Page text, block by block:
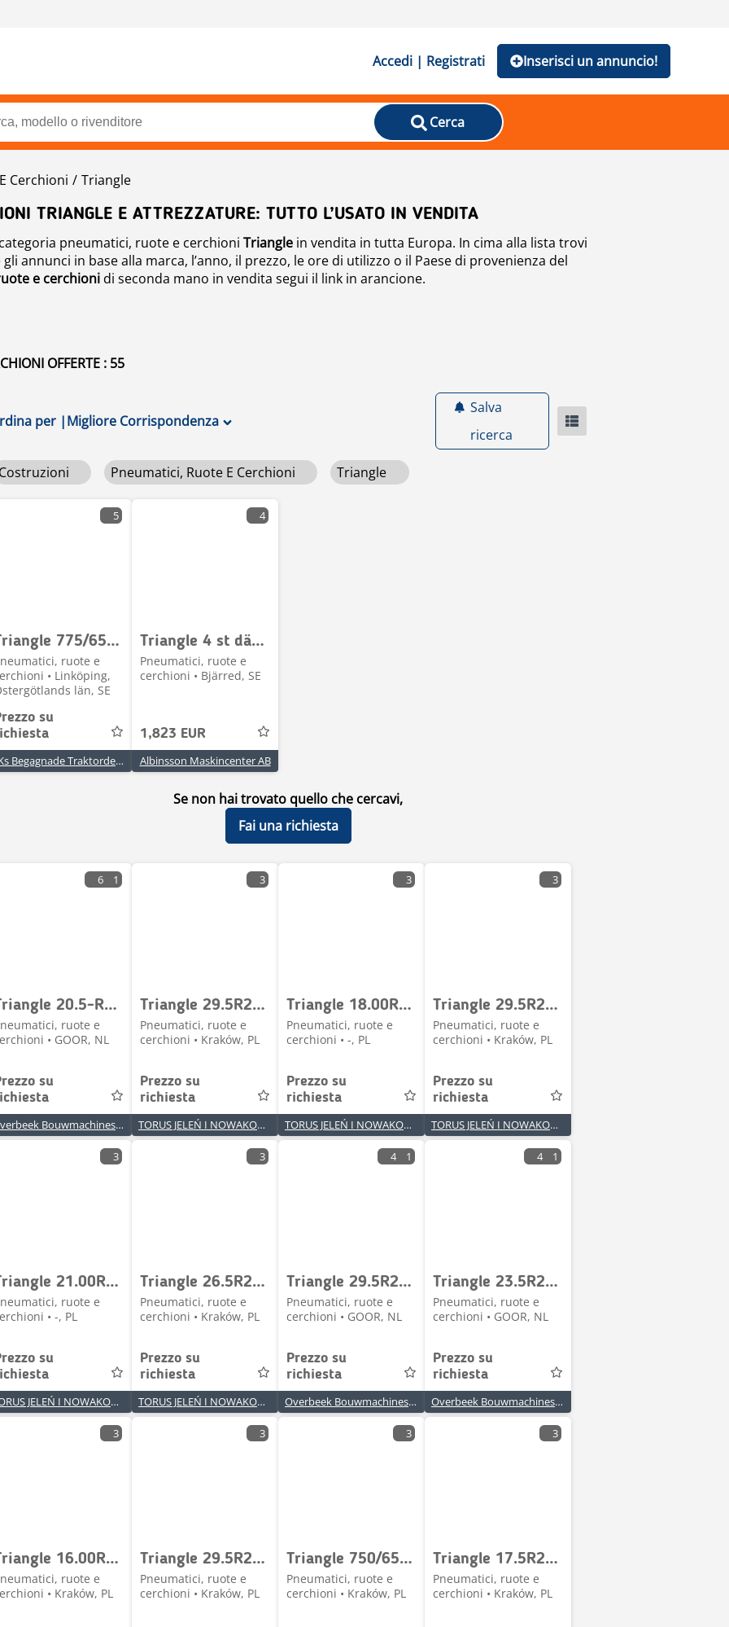
Accedi | Registrati Inserisci un annuncio!
Cerca
Cerchioni
Triangle
TRIANGLE E ATTREZZATURE: TUTTO L’USATO IN VENDITA
pneumatici, ruote e cerchioni Triangle in vendita in tutta Europa. In cima alla lista trovi
annunci in base alla marca, l’anno, il prezzo, le ore di utilizzo o il Paese di provenienza del
e cerchioni di seconda mano in vendita segui il link in arancione.
OFFERTE : 55
per |Migliore Corrispondenza
Salva
ricerca
Costruzioni Pneumatici, Ruote E Cerchioni Triangle
5
Triangle 775/65R25 Volvo L180 L150
ruote e
• Linköping,
län, SE
su
TKs Begagnade Traktordelar AB
4
Triangle 4 st däck m fälg 20,5x25 till Volvo L90F
Pneumatici, ruote e
cerchioni • Bjärred, SE
1,823 EUR
Albinsson Maskincenter AB
Se non hai trovato quello che cercavi,
Fai una richiesta
6 1
Triangle 20.5-R25 - Tyre/Reifen/Band
ruote e
• GOOR, NL
su
Overbeek Bouwmachines BV
3
Triangle 29.5R25 TB598S ** L4 TL
Pneumatici, ruote e
cerchioni • Kraków, PL
Prezzo su
richiesta
TORUS JELEŃ I NOWAKOWSKI SPÓŁKA JAWNA
3
Triangle 18.00R33 TB526S ** E4 TL
Pneumatici, ruote e
cerchioni • -, PL
Prezzo su
richiesta
TORUS JELEŃ I NOWAKOWSKI SPÓŁKA JAWNA
3
Triangle 29.5R25 TB516 ** L3 TL
Pneumatici, ruote e
cerchioni • Kraków, PL
Prezzo su
richiesta
TORUS JELEŃ I NOWAKOWSKI SPÓŁKA JAWNA
3
Triangle 21.00R35 TB526S ** E4 TL
ruote e
• -, PL
su
TORUS JELEŃ I NOWAKOWSKI SPÓŁKA JAWNA
3
Triangle 26.5R25 TB516 ** E3 TL
Pneumatici, ruote e
cerchioni • Kraków, PL
Prezzo su
richiesta
TORUS JELEŃ I NOWAKOWSKI SPÓŁKA JAWNA
4 1
Triangle 29.5R25 - Tyre/Reifen/Band
Pneumatici, ruote e
cerchioni • GOOR, NL
Prezzo su
richiesta
Overbeek Bouwmachines BV
4 1
Triangle 23.5R25 - Tire/Reifen/Band
Pneumatici, ruote e
cerchioni • GOOR, NL
Prezzo su
richiesta
Overbeek Bouwmachines BV
3
Triangle 16.00R25 (445/95R25) TB576 *** 177F TL
ruote e
• Kraków, PL
3
Triangle 29.5R25 TB516 ** E3 TL
Pneumatici, ruote e
cerchioni • Kraków, PL
3
Triangle 750/65R25 TB598S ** E4 TL
Pneumatici, ruote e
cerchioni • Kraków, PL
3
Triangle 17.5R25 TB516 ** E3/L3 TL
Pneumatici, ruote e
cerchioni • Kraków, PL